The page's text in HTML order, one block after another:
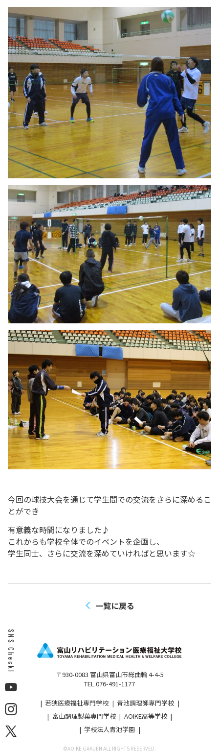
SNS Check!
今回の球技大会を通じて学生間での交流をさらに深めるこ
とができ
有意義な時間になりました♪
これからも学校全体でのイベントを企画し、
学生同士、さらに交流を深めていければと思います☆
一覧に戻る
〒930-0083 富山県富山市総曲輪 4-4-5
TEL.076-491-1177
若狭医療福祉専門学校
青池調理師専門学校
富山調理製菓専門学校
AOIKE高等学校
学校法人青池学園
©︎AOIKE GAKUEN ALL RIGHTS RESERVED.